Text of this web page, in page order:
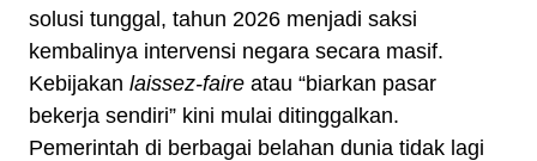
solusi tunggal, tahun 2026 menjadi saksi
kembalinya intervensi negara secara masif.
Kebijakan laissez-faire atau “biarkan pasar
bekerja sendiri” kini mulai ditinggalkan.
Pemerintah di berbagai belahan dunia tidak lagi